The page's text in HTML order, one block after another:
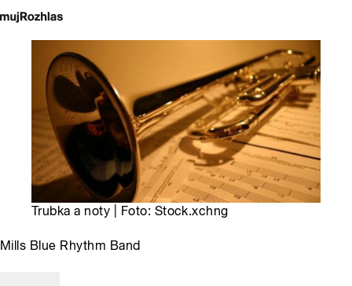
Trubka a noty | Foto: Stock.xchng
Mills Blue Rhythm Band